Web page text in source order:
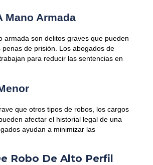
Mano Armada
armada son delitos graves que pueden
penas de prisión. Los abogados de
para reducir las sentencias en
que otros tipos de robos, los cargos
afectar el historial legal de una
ayudan a minimizar las
Robo De Alto Perfil